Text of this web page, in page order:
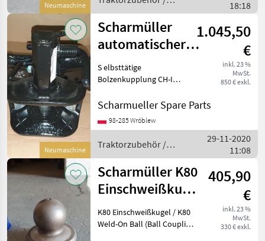
Neumaschine
Scharmüller
18:18
Neumaschine
Scharmüller
automatischer
Zugmaul
Gabelkopf Typ
1.045,50
€
inkl. 23 %
MwSt.
850 € exkl.
S elbsttätige
Bolzenkupplung CH-I
Type CH-I (38mm Bolt)
05.3253.321-A02 Dimension
andere Dimensione
Scharmueller Spare Parts
98-285 Wróblew
Traktorzubehör /
Scharmüller
29-11-2020
11:08
Scharmüller K80
Einschweißkugel
/ K80 Weld-On
Ball
405,90
€
inkl. 23 %
MwSt.
330 € exkl.
K80 Einschweißkugel / K80
Weld-On Ball (Ball Coupling